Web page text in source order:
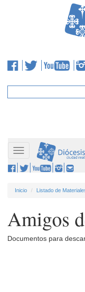
Toggle
navigation
Inicio Listado de
Amigos
Documentos para